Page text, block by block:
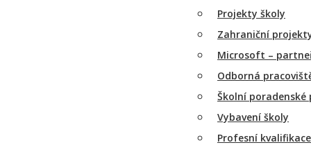
Projekty školy
Zahraniční
Microsoft –
Odborná
Školní poradenské
Vybavení školy
Profesní kvalifikace